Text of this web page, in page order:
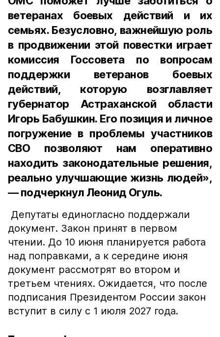
ветеранах боевых действий и их
семьях. Безусловно, важнейшую роль
в продвижении этой повестки играет
комиссия Госсовета по вопросам
поддержки ветеранов боевых
действий, которую возглавляет
губернатор Астраханской области
Игорь Бабушкин. Его позиция и личное
погружение в проблемы участников
СВО позволяют нам оперативно
находить законодательные решения,
реально улучшающие жизнь людей»,
— подчеркнул Леонид Огуль.
Депутаты единогласно поддержали
документ. Закон принят в первом
чтении. До 10 июня планируется работа
над поправками, а к середине июня
документ рассмотрят во втором и
третьем чтениях. Ожидается, что после
подписания Президентом России закон
вступит в силу с 1 июля 2027 года.